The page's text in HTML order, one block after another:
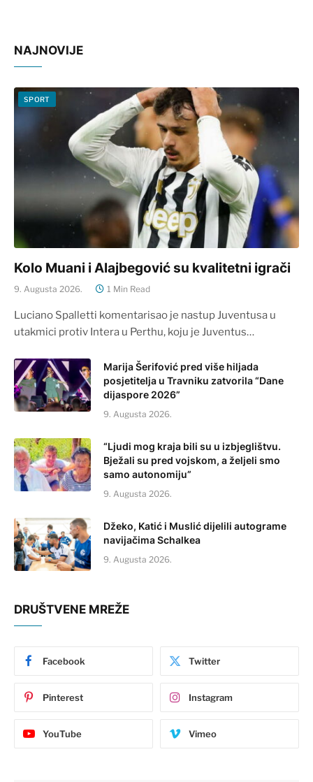
NAJNOVIJE
SPORT
Kolo Muani i Alajbegović su kvalitetni igrači
9. Augusta 2026. 1 Min Read
Luciano Spalletti komentarisao je nastup Juventusa u
utakmici protiv Intera u Perthu, koju je Juventus…
Marija Šerifović pred više hiljada
posjetitelja u Travniku zatvorila “Dane
dijaspore 2026”
9. Augusta 2026.
“Ljudi mog kraja bili su u izbjeglištvu.
Bježali su pred vojskom, a željeli smo
samo autonomiju”
9. Augusta 2026.
Džeko, Katić i Muslić dijelili autograme
navijačima Schalkea
9. Augusta 2026.
DRUŠTVENE MREŽE
Facebook Twitter
Pinterest Instagram
YouTube Vimeo